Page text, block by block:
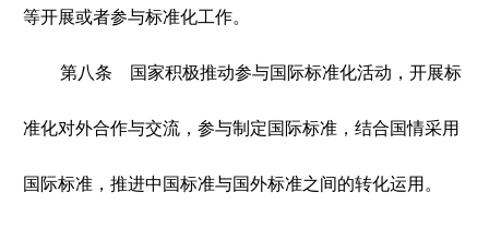
等开展或者参与标准化工作。
第八条 国家积极推动参与国际标准化活动，开展标
准化对外合作与交流，参与制定国际标准，结合国情采用
国际标准，推进中国标准与国外标准之间的转化运用。